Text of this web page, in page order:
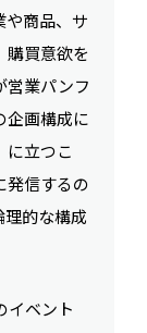
や商品、サ
購買意欲を
営業パンフ
企画構成に
に立つこ
発信するの
的な構成
イベント